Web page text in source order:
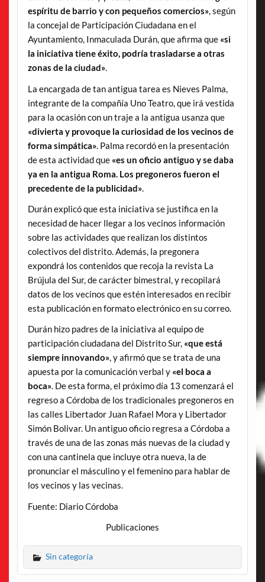
espíritu de barrio y con pequeños comercios», según
la concejal de Participación Ciudadana en el
Ayuntamiento, Inmaculada Durán, que afirma que «si
la iniciativa tiene éxito, podría trasladarse a otras
zonas de la ciudad».
La encargada de tan antigua tarea es Nieves Palma,
integrante de la compañía Uno Teatro, que irá vestida
para la ocasión con un traje a la antigua usanza que
«divierta y provoque la curiosidad de los vecinos de
forma simpática». Palma recordó en la presentación
de esta actividad que «es un oficio antiguo y se daba
ya en la antigua Roma. Los pregoneros fueron el
precedente de la publicidad».
Durán explicó que esta iniciativa se justifica en la
necesidad de hacer llegar a los vecinos información
sobre las actividades que realizan los distintos
colectivos del distrito. Además, la pregonera
expondrá los contenidos que recoja la revista La
Brújula del Sur, de carácter bimestral, y recopilará
datos de los vecinos que estén interesados en recibir
esta publicación en formato electrónico en su correo.
Durán hizo padres de la iniciativa al equipo de
participación ciudadana del Distrito Sur, «que está
siempre innovando», y afirmó que se trata de una
apuesta por la comunicación verbal y «el boca a
boca». De esta forma, el próximo día 13 comenzará el
regreso a Córdoba de los tradicionales pregoneros en
las calles Libertador Juan Rafael Mora y Libertador
Simón Bolivar. Un antiguo oficio regresa a Córdoba a
través de una de las zonas más nuevas de la ciudad y
con una cantinela que incluye otra nueva, la de
pronunciar el másculino y el femenino para hablar de
los vecinos y las vecinas.
Fuente: Diario Córdoba
Publicaciones
Sin categoría